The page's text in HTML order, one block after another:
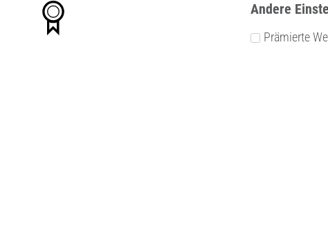
Andere
Prämierte